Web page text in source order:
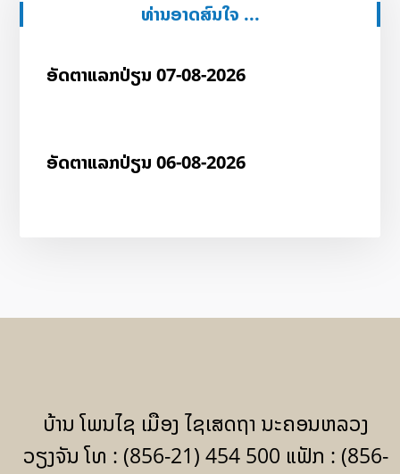
ທ່ານອາດສົນໃຈ ...
ອັດ​ຕາ​ແລກ​ປ່ຽນ 07-08-2026
ອັດ​ຕາ​ແລກ​ປ່ຽນ 06-08-2026
ບ້ານ ໂພນໄຊ ເມືອງ ໄຊເສດຖາ ນະຄອນຫລວງ
ວຽງຈັນ ໂທ : (856-21) 454 500 ແຟັກ : (856-